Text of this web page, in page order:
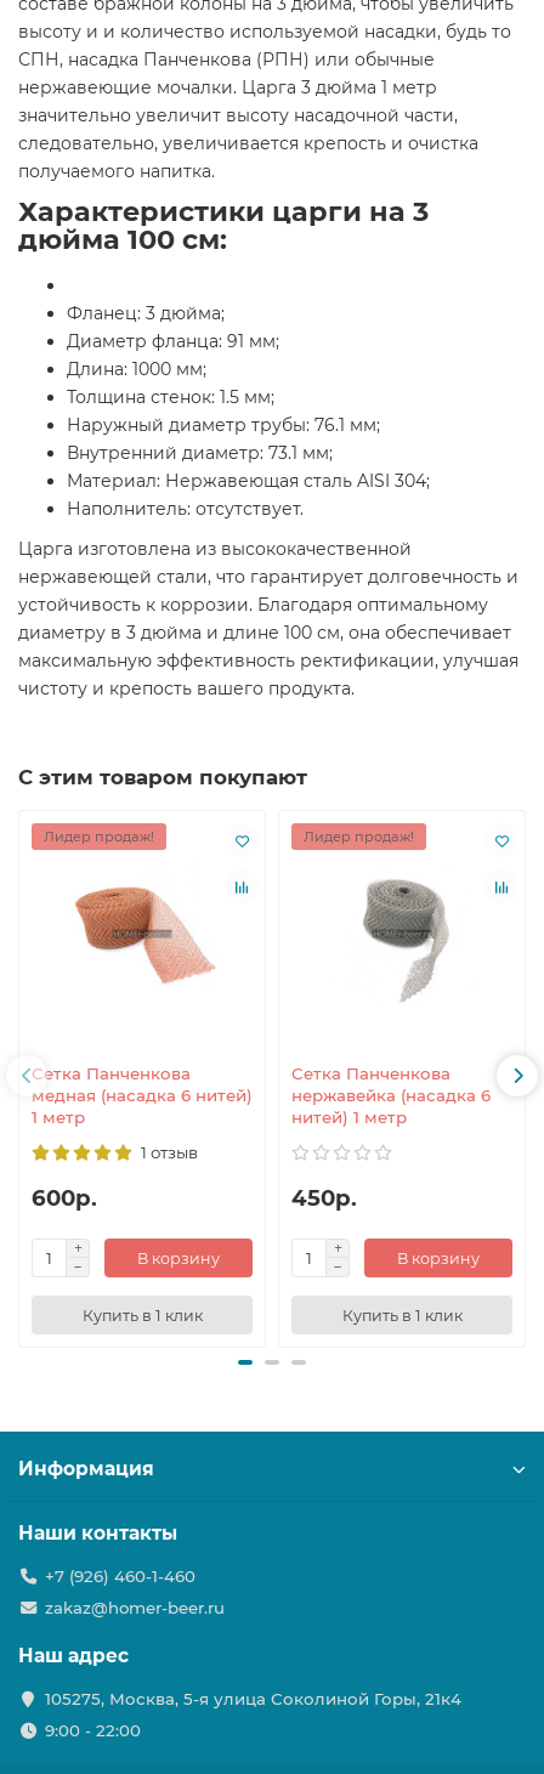
высоту и и количество используемой насадки, будь то
СПН, насадка Панченкова (РПН) или обычные
нержавеющие мочалки. Царга 3 дюйма 1 метр
значительно увеличит высоту насадочной части,
следовательно, увеличивается крепость и очистка
получаемого напитка.
Характеристики царги на 3
дюйма 100 см:
Фланец: 3 дюйма;
Диаметр фланца: 91 мм;
Длина: 1000 мм;
Толщина стенок: 1.5 мм;
Наружный диаметр трубы: 76.1 мм;
Внутренний диаметр: 73.1 мм;
Материал: Нержавеющая сталь AISI 304;
Наполнитель: отсутствует.
Царга изготовлена из высококачественной
нержавеющей стали, что гарантирует долговечность и
устойчивость к коррозии. Благодаря оптимальному
диаметру в 3 дюйма и длине 100 см, она обеспечивает
максимальную эффективность ректификации, улучшая
чистоту и крепость вашего продукта.
С этим товаром покупают
Лидер продаж!
Сетка Панченкова
медная (насадка 6 нитей)
1 метр
1 отзыв
600р.
В корзину
Купить в 1 клик
Лидер продаж!
Сетка Панченкова
нержавейка (насадка 6
нитей) 1 метр
450р.
В корзину
Купить в 1 клик
Информация
Наши контакты
+7 (926) 460-1-460
zakaz@homer-beer.ru
Наш адрес
105275, Москва, 5-я улица Соколиной Горы, 21к4
9:00 - 22:00